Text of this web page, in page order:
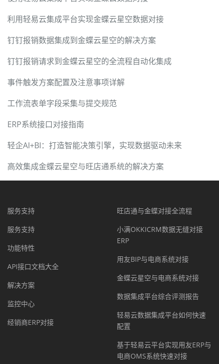
利用轻易云集成平台实现金蝶云星空数据对接
钉钉报销数据集成到金蝶云星空的解决方案
钉钉报销请求到金蝶云星空的全流程自动化集成
事件触发方案配置及注意事项详解
工作流表单字段采集与提交规范
ERP系统接口对接指南
轻企AI+BI：打造智能决策引擎，实现数据驱动未来
高效集成金蝶云星空与旺店通系统的解决方案
服务支持
服务支持
功能特性
API接口文档大全
解决方案
监控中心
经销商ERP对接
旺店通与金蝶对接全流程
小满OKKICRM数据无缝对接
ERP
用友BIP与电商系统对接
金蝶云星空与电商系统对接
数据集成平台综合评测报告
轻易云数据集成平台如何快速
配置
基于轻易云平台实现用友ERP与
电商OMS系统快速对接